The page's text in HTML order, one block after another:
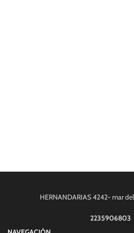
HERNANDARIAS 4242- mar
2235906803